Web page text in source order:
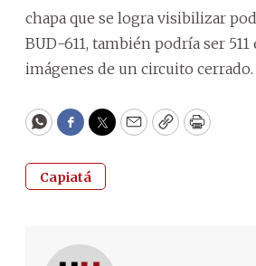
chapa que se logra visibilizar
BUD-611, también podría ser
imágenes de un circuito cerrado.
WhatsApp
Facebook
Twitter
EmailCopyPrint
Capiatá